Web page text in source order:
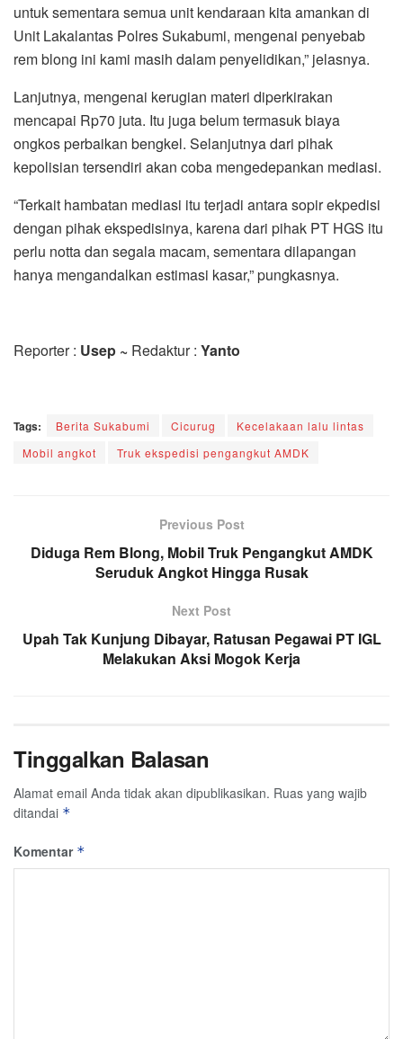
untuk sementara semua unit kendaraan kita amankan di
Unit Lakalantas Polres Sukabumi, mengenai penyebab
rem blong ini kami masih dalam penyelidikan,” jelasnya.
Lanjutnya, mengenai kerugian materi diperkirakan
mencapai Rp70 juta. Itu juga belum termasuk biaya
ongkos perbaikan bengkel. Selanjutnya dari pihak
kepolisian tersendiri akan coba mengedepankan mediasi.
“Terkait hambatan mediasi itu terjadi antara sopir ekpedisi
dengan pihak ekspedisinya, karena dari pihak PT HGS itu
perlu notta dan segala macam, sementara dilapangan
hanya mengandalkan estimasi kasar,” pungkasnya.
Reporter : Usep ~ Redaktur : Yanto
Tags: Berita Sukabumi Cicurug
Kecelakaan lalu lintas
Mobil angkot
Truk ekspedisi pengangkut AMDK
Previous Post
Diduga Rem Blong, Mobil Truk Pengangkut AMDK
Seruduk Angkot Hingga Rusak
Next Post
Upah Tak Kunjung Dibayar, Ratusan Pegawai PT IGL
Melakukan Aksi Mogok Kerja
Tinggalkan Balasan
Alamat email Anda tidak akan dipublikasikan. Ruas yang wajib
ditandai *
Komentar *